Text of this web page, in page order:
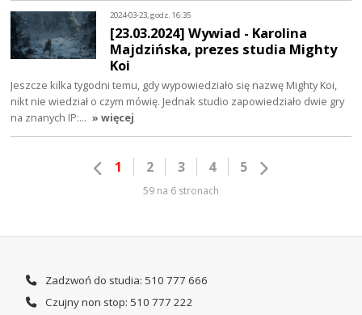
2024-03-23, godz. 16:35
[23.03.2024] Wywiad - Karolina
Majdzińska, prezes studia Mighty
Koi
Jeszcze kilka tygodni temu, gdy wypowiedziało się nazwę Mighty Koi,
nikt nie wiedział o czym mówię. Jednak studio zapowiedziało dwie gry
na znanych IP:… » więcej
1 2 3 4 5
59 na 6 stronach
Zadzwoń do studia: 510 777 666
Czujny non stop: 510 777 222